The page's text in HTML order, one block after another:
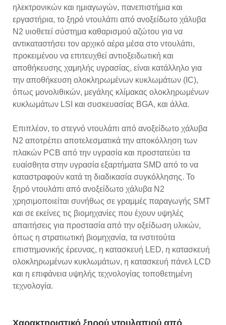
ηλεκτρονικών και ημιαγωγών, πανεπιστήμια και
εργαστήρια, το ξηρό ντουλάπι από ανοξείδωτο χάλυβα
N2 υιοθετεί σύστημα καθαρισμού αζώτου για να
αντικαταστήσει τον αρχικό αέρα μέσα στο ντουλάπι,
προκειμένου να επιτευχθεί αντιοξειδωτική και
αποθήκευσης χαμηλής υγρασίας, είναι κατάλληλο για
την αποθήκευση ολοκληρωμένων κυκλωμάτων (IC),
όπως μονολιθικών, μεγάλης κλίμακας ολοκληρωμένων
κυκλωμάτων LSI και συσκευασίας BGA, και άλλα.
Επιπλέον, το στεγνό ντουλάπι από ανοξείδωτο χάλυβα
N2 αποτρέπει αποτελεσματικά την αποκόλληση των
πλακών PCB από την υγρασία και προστατεύει τα
ευαίσθητα στην υγρασία εξαρτήματα SMD από το να
καταστραφούν κατά τη διαδικασία συγκόλλησης. Το
ξηρό ντουλάπι από ανοξείδωτο χάλυβα N2
χρησιμοποιείται συνήθως σε γραμμές παραγωγής SMT
και σε εκείνες τις βιομηχανίες που έχουν υψηλές
απαιτήσεις για προστασία από την οξείδωση υλικών,
όπως η στρατιωτική βιομηχανία, τα ινστιτούτα
επιστημονικής έρευνας, η κατασκευή LED, η κατασκευή
ολοκληρωμένων κυκλωμάτων, η κατασκευή πάνελ LCD
και η επιφάνεια υψηλής τεχνολογίας τοποθετημένη
τεχνολογία.
Χαρακτηριστικό ξηρού ντουλαπιού από